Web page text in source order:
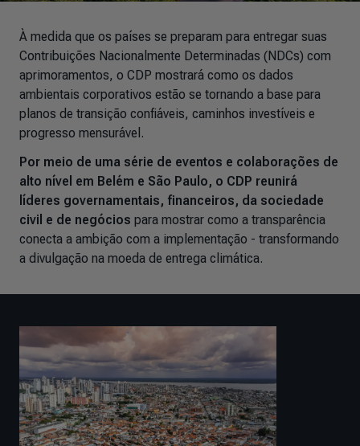
À medida que os países se preparam para entregar suas
Contribuições Nacionalmente Determinadas (NDCs) com
aprimoramentos, o CDP mostrará como os dados
ambientais corporativos estão se tornando a base para
planos de transição confiáveis, caminhos investíveis e
progresso mensurável.
Por meio de uma série de eventos e colaborações de
alto nível em Belém e São Paulo, o CDP reunirá
líderes governamentais, financeiros, da sociedade
civil e de negócios para mostrar como a transparência
conecta a ambição com a implementação - transformando
a divulgação na moeda de entrega climática.